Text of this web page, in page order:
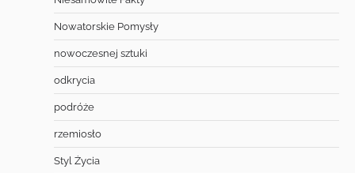
Nowatorskie Pomysły
nowoczesnej sztuki
odkrycia
podróże
rzemiosło
Styl Życia